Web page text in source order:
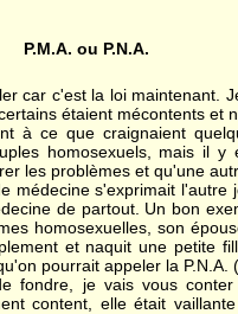
P.M.A. ou P.N.A.
car c'est la loi maintenant.
étaient mécontents et
à ce que craignaient
homosexuels, mais il
les problèmes et qu'une
médecine s'exprimait
de partout. Un bon
homosexuelles, son
et naquit une petite
pourrait appeler la P.N.A.
fondre, je vais vous
content, elle était